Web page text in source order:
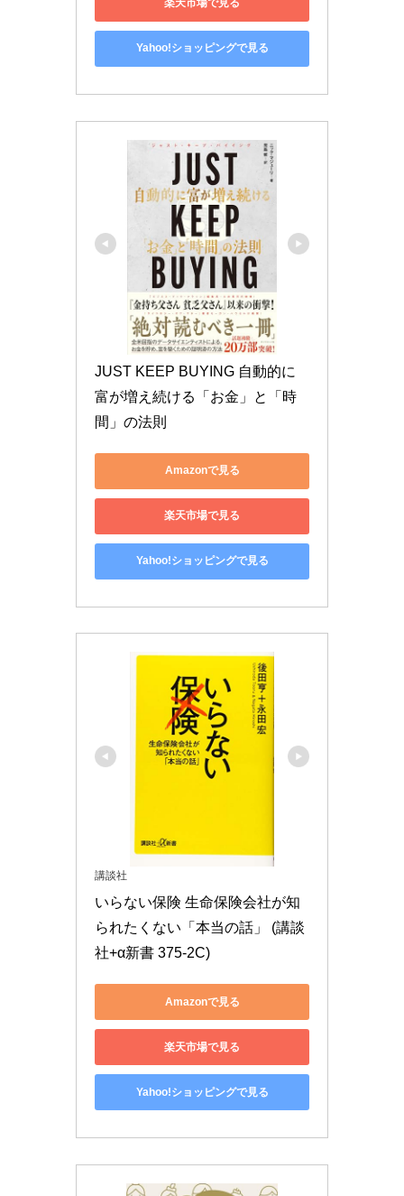
楽天市場で見る
Yahoo!ショッピングで見る
JUST KEEP BUYING 自動的に
富が増え続ける「お金」と「時
間」の法則
Amazonで見る
楽天市場で見る
Yahoo!ショッピングで見る
講談社
いらない保険 生命保険会社が知
られたくない「本当の話」 (講談
社+α新書 375-2C)
Amazonで見る
楽天市場で見る
Yahoo!ショッピングで見る